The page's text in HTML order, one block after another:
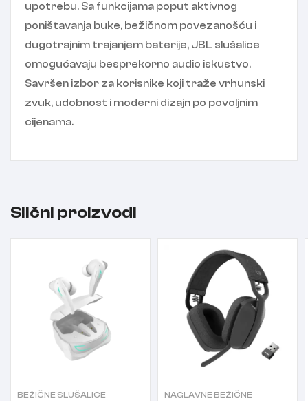
upotrebu. Sa funkcijama poput aktivnog
poništavanja buke, bežičnom povezanošću i
dugotrajnim trajanjem baterije, JBL slušalice
omogućavaju besprekorno audio iskustvo.
Savršen izbor za korisnike koji traže vrhunski
zvuk, udobnost i moderni dizajn po povoljnim
cijenama.
Slični proizvodi
BEŽIČNE SLUŠALICE
NAGLAVNE BEŽIČNE